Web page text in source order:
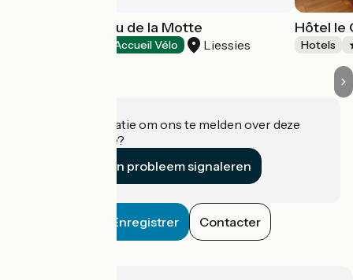
Hôtel le Château de la Motte
Accueil Vélo Liessies
Hôtel le
Hotels
Heeft u informatie om ons te melden over deze
accommodatie?
Een probleem signaleren
Enregistrer Contacter